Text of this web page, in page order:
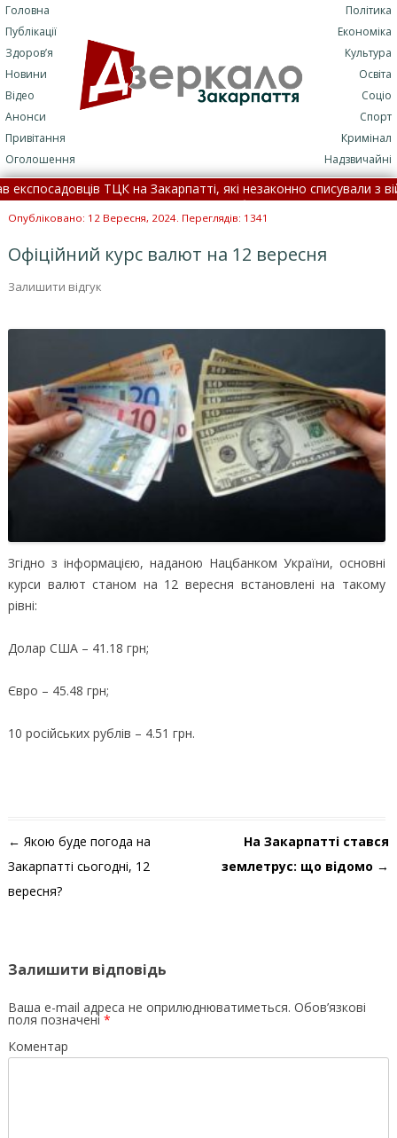
Головна
Публікації
Здоров’я
Новини
Відео
Анонси
Привітання
Оголошення
Політика
Економіка
Культура
Освіта
Соціо
Спорт
Кримінал
Надзвичайні
ТЦК на Закарпатті, які незаконно списували з
смертельна ДТП: подробиці трагедії (+ФОТО)• 7
Опубліковано: 12 Вересня, 2024. Переглядів: 1341
Офіційний курс валют на 12 вересня
Залишити відгук
Згідно з інформацією, наданою Нацбанком України, основні
курси валют станом на 12 вересня встановлені на такому
рівні:
Долар США – 41.18 грн;
Євро – 45.48 грн;
10 російських рублів – 4.51 грн.
Навігація по запису
← Якою буде погода на
Закарпатті сьогодні, 12
вересня?
На Закарпатті стався
землетрус: що відомо →
Залишити відповідь
Ваша e-mail адреса не оприлюднюватиметься. Обов’язкові
поля позначені *
Коментар